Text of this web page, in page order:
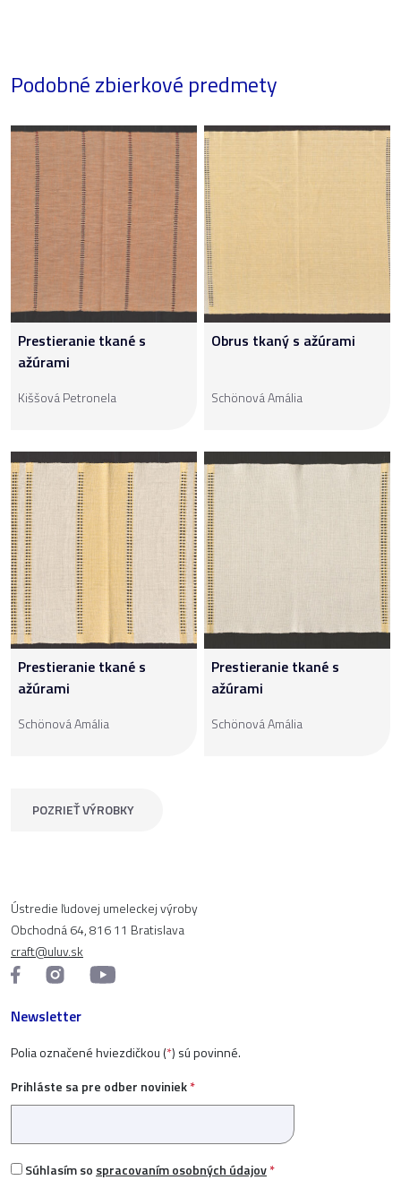
Podobné zbierkové predmety
Prestieranie tkané s
ažúrami
Kiššová Petronela
Obrus tkaný s ažúrami
Schönová Amália
Prestieranie tkané s
ažúrami
Schönová Amália
Prestieranie tkané s
ažúrami
Schönová Amália
POZRIEŤ VÝROBKY
Ústredie ľudovej umeleckej výroby
Obchodná 64, 816 11 Bratislava
craft@uluv.sk
Newsletter
Polia označené hviezdičkou (*) sú povinné.
Prihláste sa pre odber noviniek*
Súhlasím so spracovaním osobných údajov*